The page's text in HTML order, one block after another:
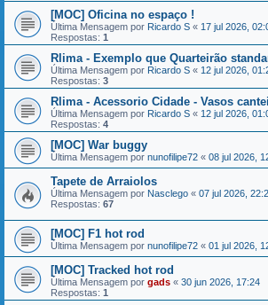
[MOC] Oficina no espaço !
Última Mensagem por Ricardo S « 17 jul 2026,
Respostas: 1
Rlima - Exemplo que Quarteirão
Última Mensagem por Ricardo S « 12 jul 2026,
Respostas: 3
Rlima - Acessorio Cidade - Vasos
Última Mensagem por Ricardo S « 12 jul 2026,
Respostas: 4
[MOC] War buggy
Última Mensagem por nunofilipe72 « 08 jul 2026,
Tapete de Arraiolos
Última Mensagem por Nasclego « 07 jul 2026,
Respostas: 67
[MOC] F1 hot rod
Última Mensagem por nunofilipe72 « 01 jul 2026,
[MOC] Tracked hot rod
Última Mensagem por gads « 30 jun 2026, 17:24
Respostas: 1